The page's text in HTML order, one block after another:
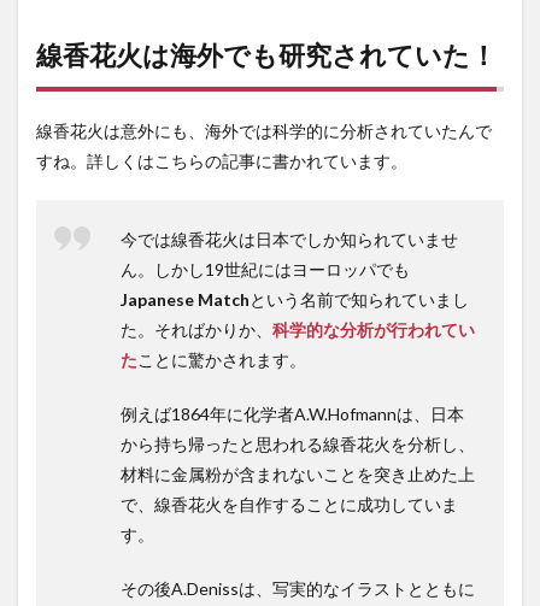
線香花火は海外でも研究されていた！
線香花火は意外にも、海外では科学的に分析されていたんで
すね。詳しくはこちらの記事に書かれています。
今では線香花火は日本でしか知られていませ
ん。しかし19世紀にはヨーロッパでも
Japanese Matchという名前で知られていまし
た。そればかりか、 科学的な分析が行われてい
たことに驚かされます。
例えば1864年に化学者A.W.Hofmannは、日本
から持ち帰ったと思われる線香花火を分析し、
材料に金属粉が含まれないことを突き止めた上
で、線香花火を自作することに成功していま
す。
その後A.Denissは、写実的なイラストとともに